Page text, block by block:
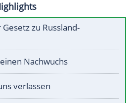
zu Russland-
Nachwuchs
verlassen